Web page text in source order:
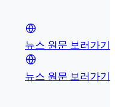
뉴스 원문 보러가기
뉴스 원문 보러가기